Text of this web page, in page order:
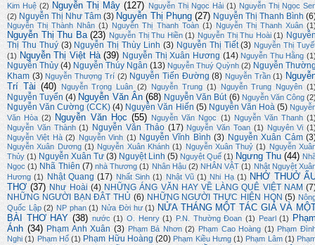
Kim Huệ (2) Nguyễn Thị Mây (127) Nguyễn Thị Ngọc Hải (1) Nguyễn Thị Ngọc
(2) Nguyễn Thị Như Tâm (3) Nguyễn Thị Phụng (27) Nguyễn Thị Thanh Bình
Nguyễn Thị Thành Nhân (1) Nguyễn Thị Thanh Toàn (1) Nguyễn Thị Thanh Xuân
Nguyễn Thị Thu Ba (23) Nguyễn Thị Thu Hiền (1) Nguyễn Thị Thu Hoài (1)
Thị Thu Thuý (3) Nguyễn Thị Thùy Linh (3) Nguyễn Thị Tiết (3) Nguyễn Thị
(1) Nguyễn Thị Việt Hà (39) Nguyễn Thị Xuân Hương (14) Nguyễn Thu Hằng
Nguyễn Thủy (4) Nguyễn Thúy Ngân (13) Nguyễn Thuý Quỳnh (2) Nguyễn
Kham (3) Nguyễn Thượng Trí (2) Nguyễn Tiến Đường (8) Nguyễn Trần (1)
Trí Tài (40) Nguyễn Trọng Luân (2) Nguyễn Trung (1) Nguyễn Trung Nguyên
Nguyễn Tuyển (4) Nguyễn Văn Ân (68) Nguyễn Văn Bút (6) Nguyễn Văn Công
Nguyễn Văn Cường (CCK) (4) Nguyễn Văn Hiến (5) Nguyễn Văn Hoà (5)
Văn Hòa (2) Nguyễn Văn Học (55) Nguyễn Văn Ngọc (1) Nguyễn Văn Thanh
Nguyễn Văn Thành (1) Nguyễn Văn Thảo (17) Nguyễn Văn Toan (1) Nguyên Vi
Nguyễn Việt Hà (2) Nguyễn Vinh (1) Nguyễn Vĩnh Bình (3) Nguyễn Xuân Cảm
Nguyễn Xuân Dương (1) Nguyễn Xuân Khánh (1) Nguyễn Xuân Thuỷ (1) Nguyễn
Thủy (1) Nguyễn Xuân Tư (3) Nguyệt Linh (5) Nguyệt Quế (1) Ngưng Thu (44)
Ngọc (1) Nhã Thiên (7) nhà Thương (1) Nhân Hậu (2) NHÂN VẬT (1) Nhật Nguyệt
Hương (1) Nhật Quang (17) Nhất Sinh (1) Nhật Vũ (1) Nhi Hạ (1) NHỚ THUỞ
THƠ (37) Như Hoài (4) NHỮNG ÁNG VĂN HAY VỀ LÀNG QUÊ VIỆT NAM
NHỮNG NGƯỜI BẠN ĐÂT THỦ (6) NHỮNG NGƯỜI THỰC HIỆN HQN (5)
Quốc Lập (2) NP phan (1) Nửa Đời hư (1) NỬA THÁNG MỘT TÁC GIẢ VÀ
BÀI THƠ HAY (38) nước (1) O. Henry (1) P.N. Thường Đoan (1) Pearl (1)
Ánh (34) Phạm Anh Xuân (3) Phạm Bá Nhơn (2) Phạm Cao Hoàng (1) Phạm
Nghi (1) Phạm Hổ (1) Phạm Hữu Hoàng (20) Phạm Kiều Hưng (1) Phạm Lâm (1)